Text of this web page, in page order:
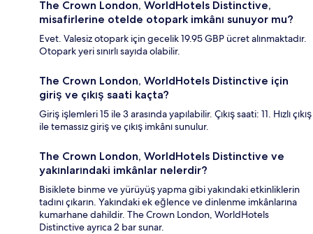
The Crown London, WorldHotels Distinctive,
misafirlerine otelde otopark imkânı sunuyor mu?
Evet. Valesiz otopark için gecelik 19.95 GBP ücret alınmaktadır.
Otopark yeri sınırlı sayıda olabilir.
The Crown London, WorldHotels Distinctive için
giriş ve çıkış saati kaçta?
Giriş işlemleri 15 ile 3 arasında yapılabilir. Çıkış saati: 11. Hızlı çıkış
ile temassız giriş ve çıkış imkânı sunulur.
The Crown London, WorldHotels Distinctive ve
yakınlarındaki imkânlar nelerdir?
Bisiklete binme ve yürüyüş yapma gibi yakındaki etkinliklerin
tadını çıkarın. Yakındaki ek eğlence ve dinlenme imkânlarına
kumarhane dahildir. The Crown London, WorldHotels
Distinctive ayrıca 2 bar sunar.